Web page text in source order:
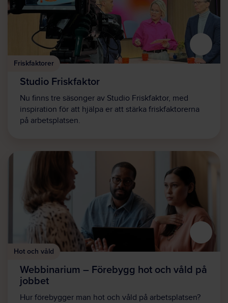
Friskfaktorer
Studio Friskfaktor
Nu finns tre säsonger av Studio Friskfaktor, med
inspiration för att hjälpa er att stärka friskfaktorerna
på arbetsplatsen.
Hot och våld
Webbinarium – Förebygg hot och våld på
jobbet
Hur förebygger man hot och våld på arbetsplatsen?